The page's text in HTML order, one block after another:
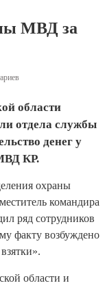
МВД за
области
отдела службы
денег у
КР.
охраны
командира
ряд сотрудников
факту возбуждено
области и